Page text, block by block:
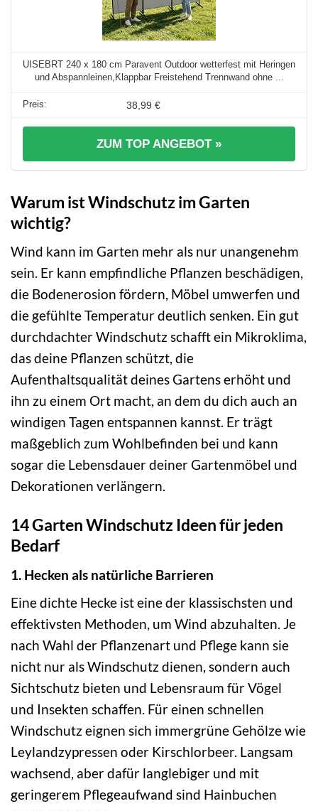
UISEBRT 240 x 180 cm Paravent Outdoor wetterfest mit Heringen
und Abspannleinen,Klappbar Freistehend Trennwand ohne ...
38,99 €
ZUM TOP ANGEBOT »
Warum ist Windschutz im Garten
wichtig?
Wind kann im Garten mehr als nur unangenehm
sein. Er kann empfindliche Pflanzen beschädigen,
die Bodenerosion fördern, Möbel umwerfen und
die gefühlte Temperatur deutlich senken. Ein gut
durchdachter Windschutz schafft ein Mikroklima,
das deine Pflanzen schützt, die
Aufenthaltsqualität deines Gartens erhöht und
ihn zu einem Ort macht, an dem du dich auch an
windigen Tagen entspannen kannst. Er trägt
maßgeblich zum Wohlbefinden bei und kann
sogar die Lebensdauer deiner Gartenmöbel und
Dekorationen verlängern.
14 Garten Windschutz Ideen für jeden
Bedarf
1. Hecken als natürliche Barrieren
Eine dichte Hecke ist eine der klassischsten und
effektivsten Methoden, um Wind abzuhalten. Je
nach Wahl der Pflanzenart und Pflege kann sie
nicht nur als Windschutz dienen, sondern auch
Sichtschutz bieten und Lebensraum für Vögel
und Insekten schaffen. Für einen schnellen
Windschutz eignen sich immergrüne Gehölze wie
Leylandzypressen oder Kirschlorbeer. Langsam
wachsend, aber dafür langlebiger und mit
geringerem Pflegeaufwand sind Hainbuchen